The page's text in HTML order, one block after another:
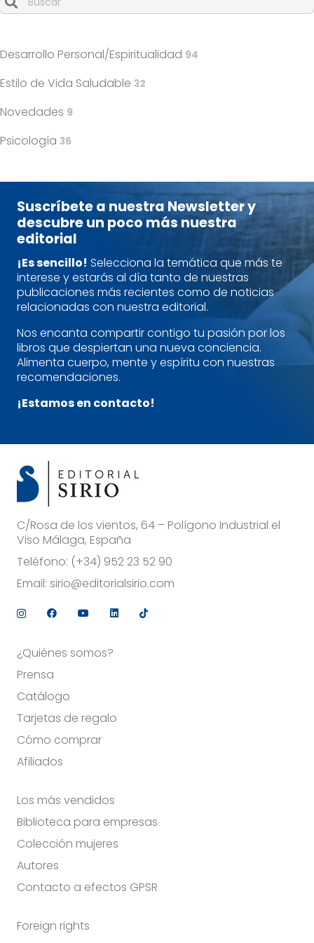
Desarrollo Personal/Espiritualidad 94
Estilo de Vida Saludable 32
Novedades 9
Psicología 36
Suscríbete a nuestra Newsletter y
descubre un poco más nuestra
editorial
¡Es sencillo! Selecciona la temática que más te
interese y estarás al día tanto de nuestras
publicaciones más recientes como de noticias
relacionadas con nuestra editorial.
Nos encanta compartir contigo tu pasión por los
libros que despiertan una nueva conciencia.
Alimenta cuerpo, mente y espíritu con nuestras
recomendaciones.
¡Estamos en contacto!
C/Rosa de los vientos, 64 – Polígono Industrial el
Viso Málaga, España
Teléfono: (+34) 952 23 52 90
Email: sirio@editorialsirio.com
¿Quiénes somos?
Prensa
Catálogo
Tarjetas de regalo
Cómo comprar
Afiliados
Los más vendidos
Biblioteca para empresas
Colección mujeres
Autores
Contacto a efectos GPSR
Foreign rights